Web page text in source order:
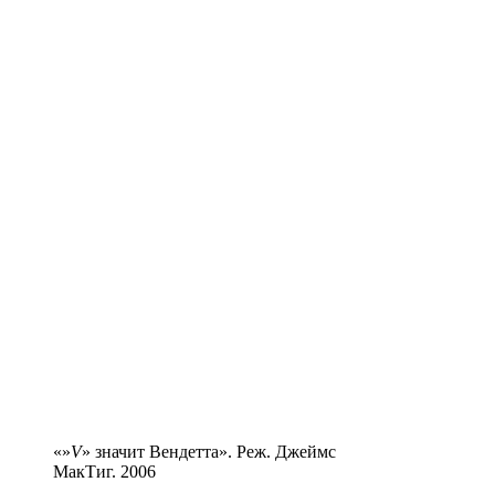
«»V» значит Вендетта». Реж. Джеймс
МакТиг. 2006